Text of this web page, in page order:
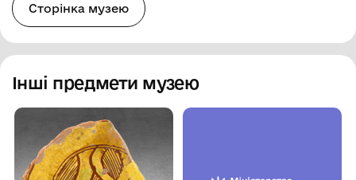
Сторінка музею
Інші предмети музею